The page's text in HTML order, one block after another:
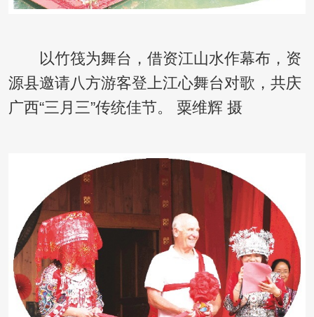
以竹筏为舞台，借资江山水作幕布，资
源县邀请八方游客登上江心舞台对歌，共庆
广西“三月三”传统佳节。 粟维辉 摄